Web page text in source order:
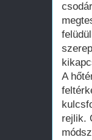
A
rejlik.